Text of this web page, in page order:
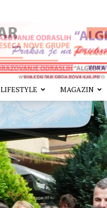
LIFESTYLE MAGAZIN